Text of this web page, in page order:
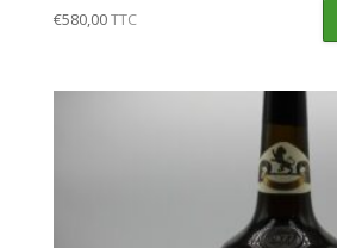
€580,00TTC